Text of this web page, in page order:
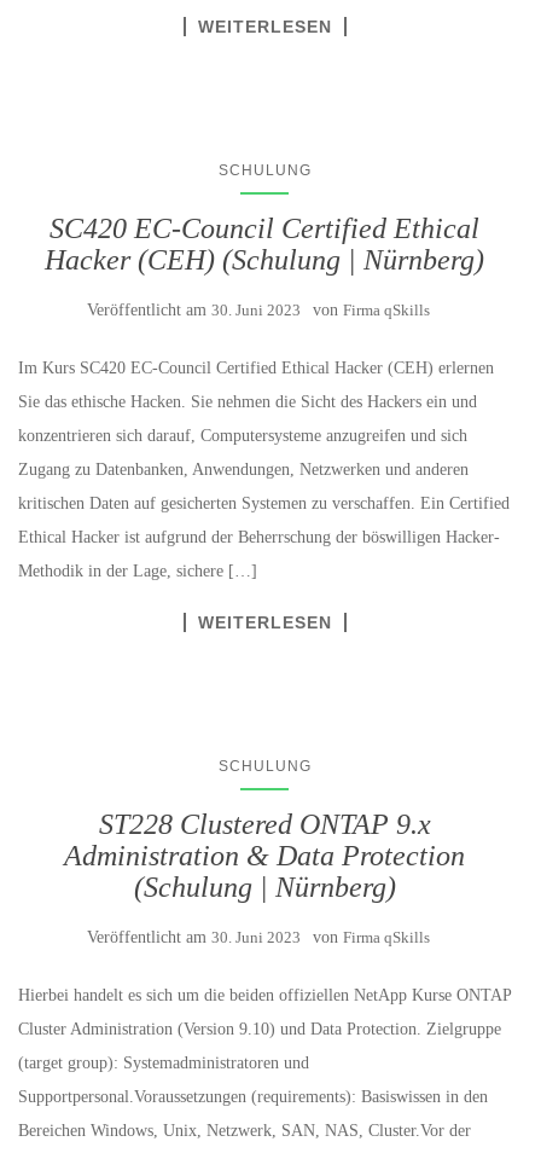
WEITERLESEN
SCHULUNG
SC420 EC-Council Certified Ethical
Hacker (CEH) (Schulung | Nürnberg)
Veröffentlicht am 30. Juni 2023 von Firma qSkills
Im Kurs SC420 EC-Council Certified Ethical Hacker (CEH) erlernen
Sie das ethische Hacken. Sie nehmen die Sicht des Hackers ein und
konzentrieren sich darauf, Computersysteme anzugreifen und sich
Zugang zu Datenbanken, Anwendungen, Netzwerken und anderen
kritischen Daten auf gesicherten Systemen zu verschaffen. Ein Certified
Ethical Hacker ist aufgrund der Beherrschung der böswilligen Hacker-
Methodik in der Lage, sichere […]
WEITERLESEN
SCHULUNG
ST228 Clustered ONTAP 9.x
Administration & Data Protection
(Schulung | Nürnberg)
Veröffentlicht am 30. Juni 2023 von Firma qSkills
Hierbei handelt es sich um die beiden offiziellen NetApp Kurse ONTAP
Cluster Administration (Version 9.10) und Data Protection. Zielgruppe
(target group): Systemadministratoren und
Supportpersonal.Voraussetzungen (requirements): Basiswissen in den
Bereichen Windows, Unix, Netzwerk, SAN, NAS, Cluster.Vor der